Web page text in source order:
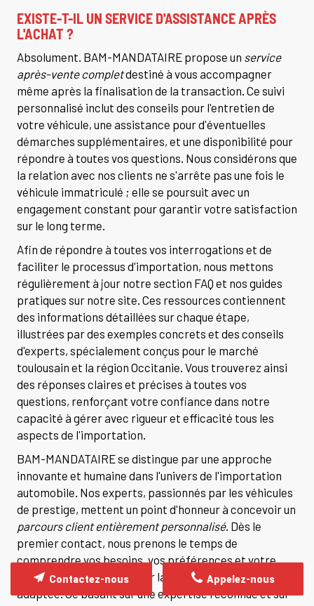
EXISTE-T-IL UN SERVICE D'ASSISTANCE APRÈS
L'ACHAT ?
Absolument. BAM-MANDATAIRE propose un service
après-vente completdestiné à vous accompagner
même après la finalisation de la transaction. Ce suivi
personnalisé inclut des conseils pour l'entretien de
votre véhicule, une assistance pour d'éventuelles
démarches supplémentaires, et une disponibilité pour
répondre à toutes vos questions. Nous considérons que
la relation avec nos clients ne s'arrête pas une fois le
véhicule immatriculé ; elle se poursuit avec un
engagement constant pour garantir votre satisfaction
sur le long terme.
Afin de répondre à toutes vos interrogations et de
faciliter le processus d'importation, nous mettons
régulièrement à jour notre section FAQ et nos guides
pratiques sur notre site. Ces ressources contiennent
des informations détaillées sur chaque étape,
illustrées par des exemples concrets et des conseils
d'experts, spécialement conçus pour le marché
toulousain et la région Occitanie. Vous trouverez ainsi
des réponses claires et précises à toutes vos
questions, renforçant votre confiance dans notre
capacité à gérer avec rigueur et efficacité tous les
aspects de l'importation.
BAM-MANDATAIRE se distingue par une approche
innovante et humaine dans l'univers de l'importation
automobile. Nos experts, passionnés par les véhicules
de prestige, mettent un point d'honneur à concevoir un
parcours client entièrement personnalisé. Dès le
premier contact, nous prenons le temps de
comprendre vos besoins, vos préférences et votre
budget pour vous proposer la solution la mieux
adaptée. Se basant sur une expertise reconnue et sur
Appelez-nous
Contactez-nous